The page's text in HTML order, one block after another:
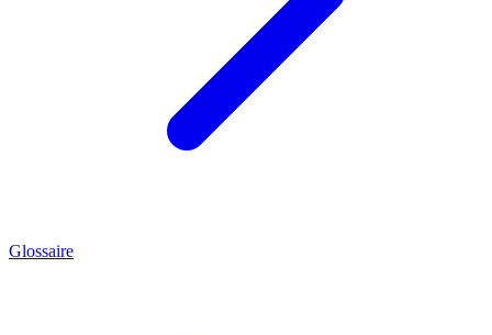
Glossaire